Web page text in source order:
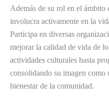
Además de su rol en el
involucra activamente en la
Participa en diversas
mejorar la calidad de vida de
actividades culturales hasta
consolidando su imagen
bienestar de la comunidad.